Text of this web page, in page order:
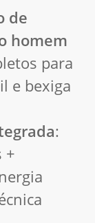
de
homem
para
e bexiga
:
+